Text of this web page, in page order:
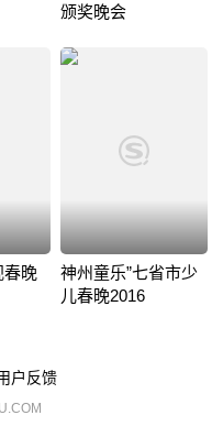
颁奖晚会
春晚
神州童乐”七省市少
儿春晚2016
户反馈